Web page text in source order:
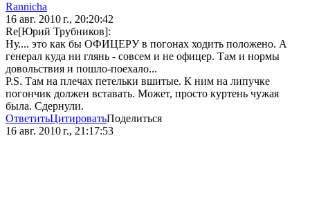
Rannicha
16 авг. 2010 г., 20:20:42
Re[Юрий Трубников]:
Ну.... это как бы ОФИЦЕРУ в погонах ходить положено. А
генерал куда ни глянь - совсем и не офицер. Там и нормы
довольствия и пошло-поехало...
P.S. Там на плечах петельки вшитые. К ним на липучке
погончик должен вставать. Может, просто куртень чужая
была. Сдернули.
ОтветитьЦитироватьПоделиться
16 авг. 2010 г., 21:17:53